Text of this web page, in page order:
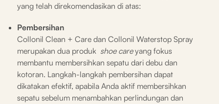
yang telah direkomendasikan di atas:
Pembersihan
Collonil Clean + Care dan Collonil Waterstop Spray
merupakan dua produk shoe careyang fokus
membantu membersihkan sepatu dari debu dan
kotoran. Langkah-langkah pembersihan dapat
dikatakan efektif, apabila Anda aktif membersihkan
sepatu sebelum menambahkan perlindungan dan